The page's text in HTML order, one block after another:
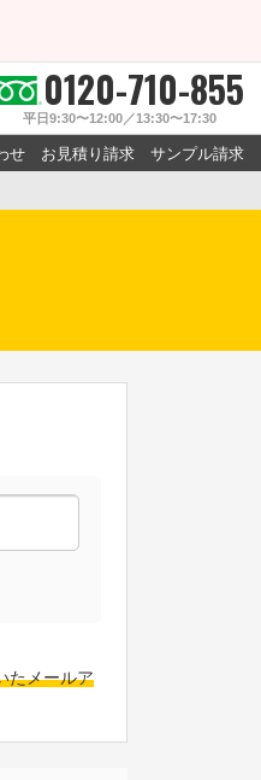
0120-710-855
平日9:30〜12:00／13:30〜17:30
せ お見積り請求 サンプル請求
たメールア